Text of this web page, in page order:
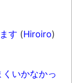
す (Hiroiro)
いかなかっ